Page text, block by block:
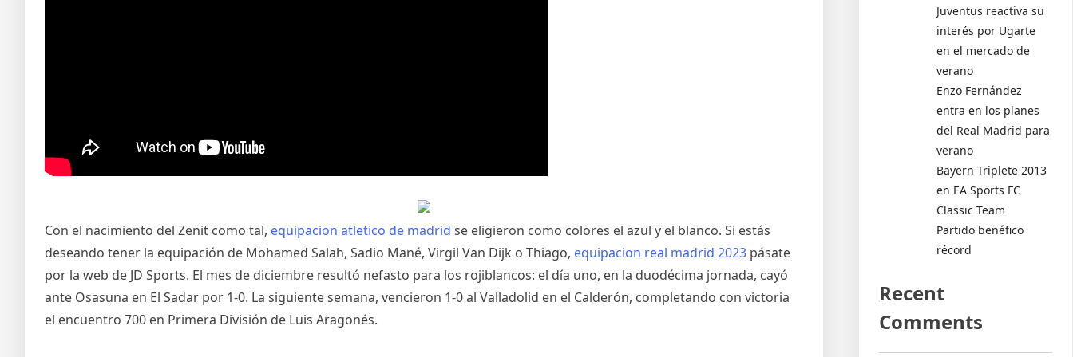
Con el nacimiento del Zenit como tal, equipacion atletico de madrid se eligieron como colores el azul y el blanco. Si estás
deseando tener la equipación de Mohamed Salah, Sadio Mané, Virgil Van Dijk o Thiago, equipacion real madrid 2023 pásate
por la web de JD Sports. El mes de diciembre resultó nefasto para los rojiblancos: el día uno, en la duodécima jornada, cayó
ante Osasuna en El Sadar por 1-0. La siguiente semana, vencieron 1-0 al Valladolid en el Calderón, completando con victoria
el encuentro 700 en Primera División de Luis Aragonés.
Juventus reactiva su
interés por Ugarte
en el mercado de
verano
Enzo Fernández
entra en los planes
del Real Madrid para
verano
Bayern Triplete 2013
en EA Sports FC
Classic Team
Partido benéfico
récord
Recent
Comments